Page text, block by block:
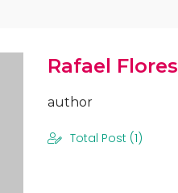
Rafael Flores
author
Total Post (1)